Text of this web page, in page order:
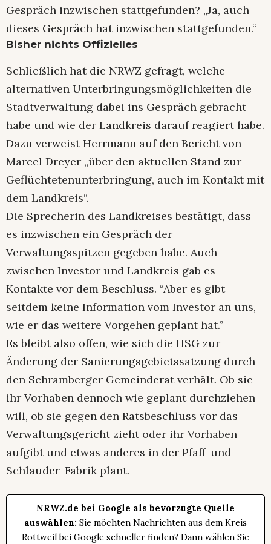
Gespräch inzwischen stattgefunden? „Ja, auch
dieses Gespräch hat inzwischen stattgefunden.“
Bisher nichts Offizielles
Schließlich hat die NRWZ gefragt, welche
alternativen Unterbringungsmöglichkeiten die
Stadtverwaltung dabei ins Gespräch gebracht
habe und wie der Landkreis darauf reagiert habe.
Dazu verweist Herrmann auf den Bericht von
Marcel Dreyer „über den aktuellen Stand zur
Geflüchtetenunterbringung, auch im Kontakt mit
dem Landkreis“.
Die Sprecherin des Landkreises bestätigt, dass
es inzwischen ein Gespräch der
Verwaltungsspitzen gegeben habe. Auch
zwischen Investor und Landkreis gab es
Kontakte vor dem Beschluss. “Aber es gibt
seitdem keine Information vom Investor an uns,
wie er das weitere Vorgehen geplant hat.”
Es bleibt also offen, wie sich die HSG zur
Änderung der Sanierungsgebietssatzung durch
den Schramberger Gemeinderat verhält. Ob sie
ihr Vorhaben dennoch wie geplant durchziehen
will, ob sie gegen den Ratsbeschluss vor das
Verwaltungsgericht zieht oder ihr Vorhaben
aufgibt und etwas anderes in der Pfaff-und-
Schlauder-Fabrik plant.
NRWZ.de bei Google als bevorzugte Quelle
auswählen: Sie möchten Nachrichten aus dem Kreis
Rottweil bei Google schneller finden? Dann wählen Sie